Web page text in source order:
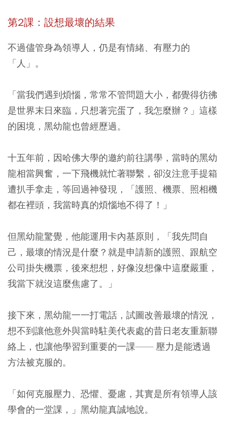
第2課：設想最壞的結果
不過儘管身為領導人，仍是有情緒、有壓力的
「人」。
「當我們遇到煩惱，常常不管問題大小，都覺得彷彿
是世界末日來臨，只想著完蛋了，我怎麼辦？」這樣
的困境，黑幼龍也曾經歷過。
十五年前，因哈佛大學的邀約前往講學，當時的黑幼
龍相當興奮，一下飛機就忙著聯繫，卻沒注意手提箱
遭扒手拿走，等回過神發現，「護照、機票、照相機
都在裡頭，我當時真的煩惱地不得了！」
但黑幼龍驚覺，他能運用卡內基原則，「我先問自
己，最壞的情況是什麼？就是申請新的護照、跟航空
公司掛失機票，後來想想，好像沒想像中這麼嚴重，
我當下就沒這麼焦慮了。」
接下來，黑幼龍一一打電話，試圖改善最壞的情況，
想不到讓他意外與當時駐美代表處的昔日老友重新聯
絡上，也讓他學習到重要的一課—— 壓力是能透過
方法被克服的。
「如何克服壓力、恐懼、憂慮，其實是所有領導人該
學會的一堂課，」黑幼龍真誠地說。